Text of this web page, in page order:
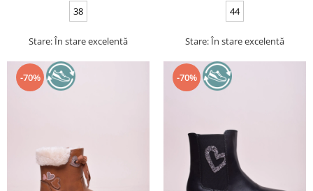
38
Stare: În stare excelentă
44
Stare: În stare excelentă
-70% -70%